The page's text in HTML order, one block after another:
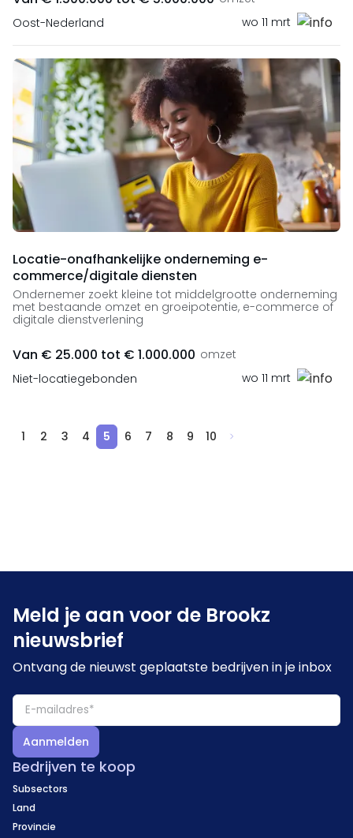
Oost-Nederland
wo 11 mrt
Locatie-onafhankelijke onderneming e-
commerce/digitale diensten
Ondernemer zoekt kleine tot middelgrootte onderneming
met bestaande omzet en groeipotentie, e-commerce of
digitale dienstverlening
Van € 25.000 tot € 1.000.000 omzet
Niet-locatiegebonden
wo 11 mrt
1 2 3 4 5 6 7 8 9 10
Meld je aan voor de Brookz
nieuwsbrief
Ontvang de nieuwst geplaatste bedrijven in je inbox
Aanmelden
Bedrijven te koop
Subsectors
Land
Provincie